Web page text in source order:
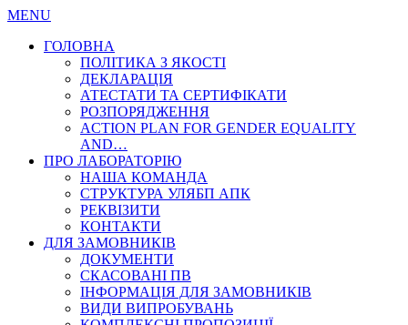
MENU
ГОЛОВНА
ПОЛІТИКА З ЯКОСТІ
ДЕКЛАРАЦІЯ
АТЕСТАТИ ТА СЕРТИФІКАТИ
РОЗПОРЯДЖЕННЯ
ACTION PLAN FOR GENDER EQUALITY
AND…
ПРО ЛАБОРАТОРІЮ
НАША КОМАНДА
СТРУКТУРА УЛЯБП АПК
РЕКВІЗИТИ
КОНТАКТИ
ДЛЯ ЗАМОВНИКІВ
ДОКУМЕНТИ
СКАСОВАНІ ПВ
ІНФОРМАЦІЯ ДЛЯ ЗАМОВНИКІВ
ВИДИ ВИПРОБУВАНЬ